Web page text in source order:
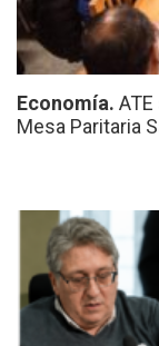
Economía.
Mesa Paritaria